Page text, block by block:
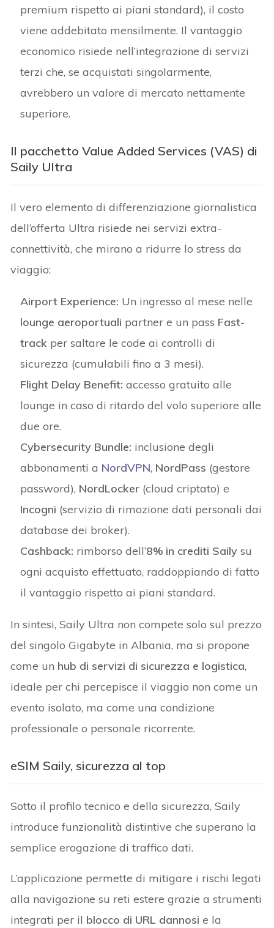
premium rispetto ai piani standard), il costo
viene addebitato mensilmente. Il vantaggio
economico risiede nell’integrazione di servizi
terzi che, se acquistati singolarmente,
avrebbero un valore di mercato nettamente
superiore.
Il pacchetto Value Added Services (VAS) di
Saily Ultra
Il vero elemento di differenziazione giornalistica
dell’offerta Ultra risiede nei servizi extra-
connettività, che mirano a ridurre lo stress da
viaggio:
Airport Experience: Un ingresso al mese nelle
lounge aeroportuali partner e un pass Fast-
track per saltare le code ai controlli di
sicurezza (cumulabili fino a 3 mesi).
Flight Delay Benefit: accesso gratuito alle
lounge in caso di ritardo del volo superiore alle
due ore.
Cybersecurity Bundle: inclusione degli
abbonamenti a NordVPN, NordPass (gestore
password), NordLocker (cloud criptato) e
Incogni (servizio di rimozione dati personali dai
database dei broker).
Cashback: rimborso dell’8% in crediti Saily su
ogni acquisto effettuato, raddoppiando di fatto
il vantaggio rispetto ai piani standard.
In sintesi, Saily Ultra non compete solo sul prezzo
del singolo Gigabyte in Albania, ma si propone
come un hub di servizi di sicurezza e logistica,
ideale per chi percepisce il viaggio non come un
evento isolato, ma come una condizione
professionale o personale ricorrente.
eSIM Saily, sicurezza al top
Sotto il profilo tecnico e della sicurezza, Saily
introduce funzionalità distintive che superano la
semplice erogazione di traffico dati.
L’applicazione permette di mitigare i rischi legati
alla navigazione su reti estere grazie a strumenti
integrati per il blocco di URL dannosi e la